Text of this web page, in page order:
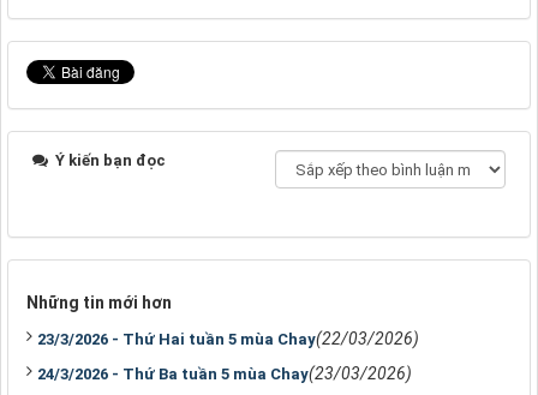
Ý kiến bạn đọc
Những tin mới hơn
23/3/2026 - Thứ Hai tuần 5 mùa Chay(22/03/2026)
24/3/2026 - Thứ Ba tuần 5 mùa Chay(23/03/2026)